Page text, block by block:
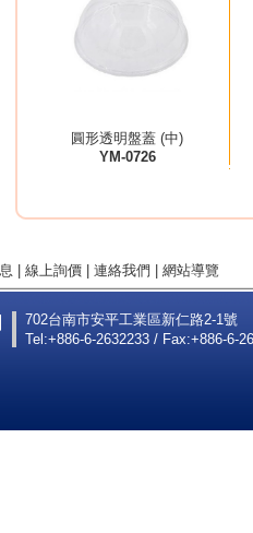
圓形透明盤蓋 (中)
YM-0726
線上詢價 連絡我們 網站導覽
702台南市安平工業區新仁路2-1號
Tel:+886-6-2632233 / Fax:+886-6-